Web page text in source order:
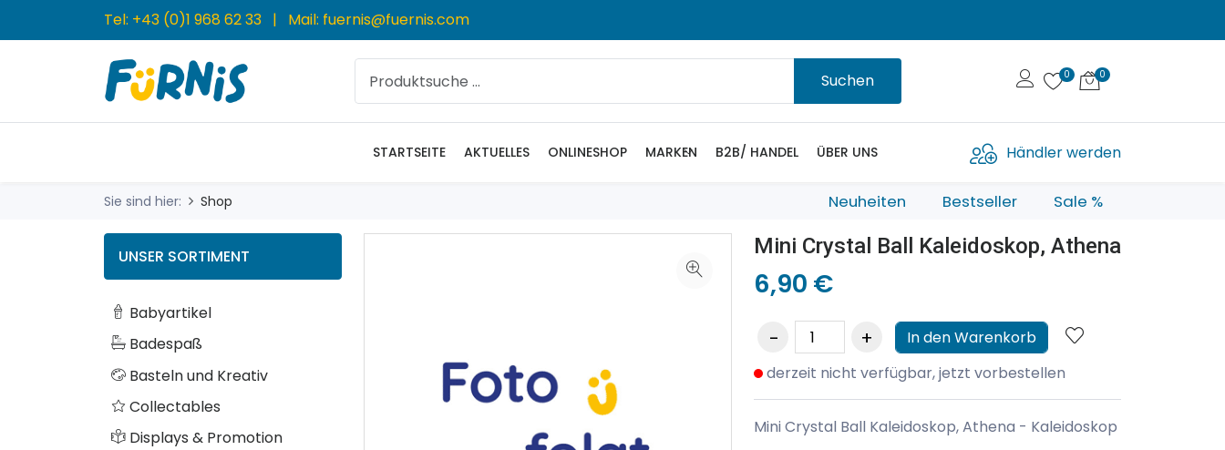
Tel: +43 (0)1 968 62 33 | Mail: fuernis@fuernis.com
Suchen
STARTSEITE AKTUELLES ONLINESHOP MARKEN B2B/ HANDEL ÜBER UNS Händler werden
Sie sind hier: Shop Neuheiten Bestseller Sale %
UNSER SORTIMENT
Babyartikel
Badespaß
Basteln und Kreativ
Collectables
Displays & Promotion
Mini Crystal Ball Kaleidoskop, Athena
6,90 €
In den Warenkorb
derzeit nicht verfügbar, jetzt vorbestellen
Mini Crystal Ball Kaleidoskop, Athena - Kaleidoskop